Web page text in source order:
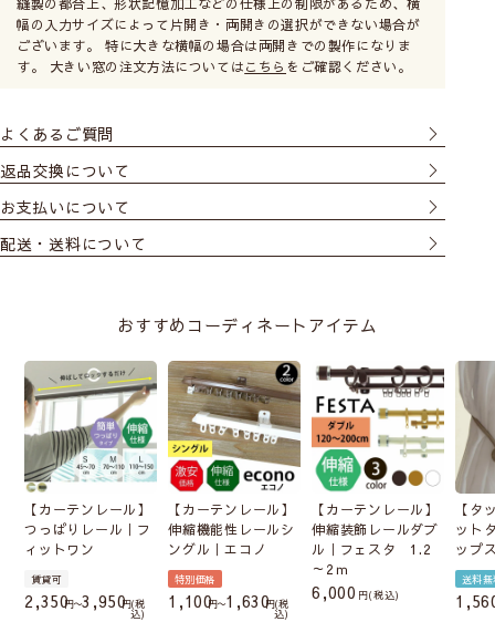
縫製の都合上、形状記憶加工などの仕様上の制限があるため、横
幅の入力サイズによって片開き・両開きの選択ができない場合が
ございます。 特に大きな横幅の場合は両開きでの製作になりま
す。 大きい窓の注文方法についてはこちら をご確認ください。
よくあるご質問
返品交換について
お支払いについて
配送・送料について
おすすめコーディネートアイテム
【カーテンレール】
つっぱりレール｜フ
ィットワン
賃貸可
2,350 〜3,950 税
込
【カーテンレール】
伸縮機能性レールシ
ングル｜エコノ
特別価格
1,100 〜1,630 税
込
【カーテンレール】
伸縮装飾レールダブ
ル｜フェスタ 1.2
～2ｍ
6,000 税込
【タ
ット
ップ
送料無